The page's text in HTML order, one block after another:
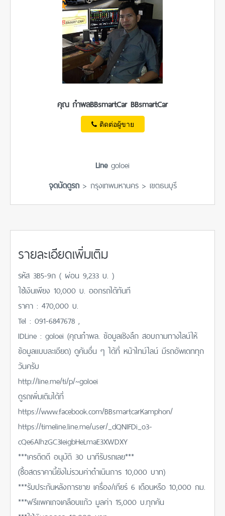
คุณ กำพลBBsmartCar BBsmartCar
ติดต่อผู้ขาย
Linegoloei
จุดนัดดูรถ> กรุงเทพมหานคร > เขตธนบุรี
รายละเอียดเพิ่มเติม
รหัส 3B5-9ก ( ผ่อน 9,233 บ. )
ใช้เงินเพียง 10,000 บ. ออกรถได้ทันที
ราคา : 470,000 บ.
Tel : 091-6847678 ,
IDLine : goloei (คุณกำพล. ข้อมูลเชิงลึก สอบถามทางไลน์ให้
ข้อมูลแบบละเอียด) ดูคันอื่น ๆ ได้ที่ หน้าไทม์ไลน์ มีรถอัพเดททุก
วันครับ
http://line.me/ti/p/~goloei
ดูรถเพิ่มเติมได้ที่
https://www.facebook.com/BBsmartcarKamphon/
https://timeline.line.me/user/_dQNIFDi_o3-
cQe6AlhzGC3IeigbHeLmaE3XWDXY
***เครดิตดี อนุมัติ 30 นาทีรับรถเลย***
(ซื้อสดราคานี้ยังไม่รวมค่าดำเนินการ 10,000 บาท)
***รับประกันหลังการขาย เครื่อง/เกียร์ 6 เดือนหรือ 10,000 กม.
***ฟรีแพคเกจเคลือบแก้ว มูลค่า 15,000 บ.ทุกคัน